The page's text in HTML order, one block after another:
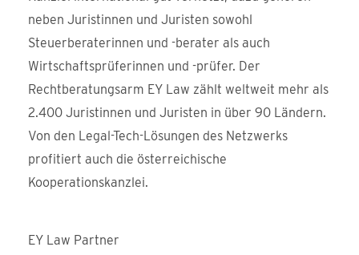
neben Juristinnen und Juristen sowohl
Steuerberaterinnen und -berater als auch
Wirtschaftsprüferinnen und -prüfer. Der
Rechtberatungsarm EY Law zählt weltweit mehr als
2.400 Juristinnen und Juristen in über 90 Ländern.
Von den Legal-Tech-Lösungen des Netzwerks
profitiert auch die österreichische
Kooperationskanzlei.
EY Law Partner